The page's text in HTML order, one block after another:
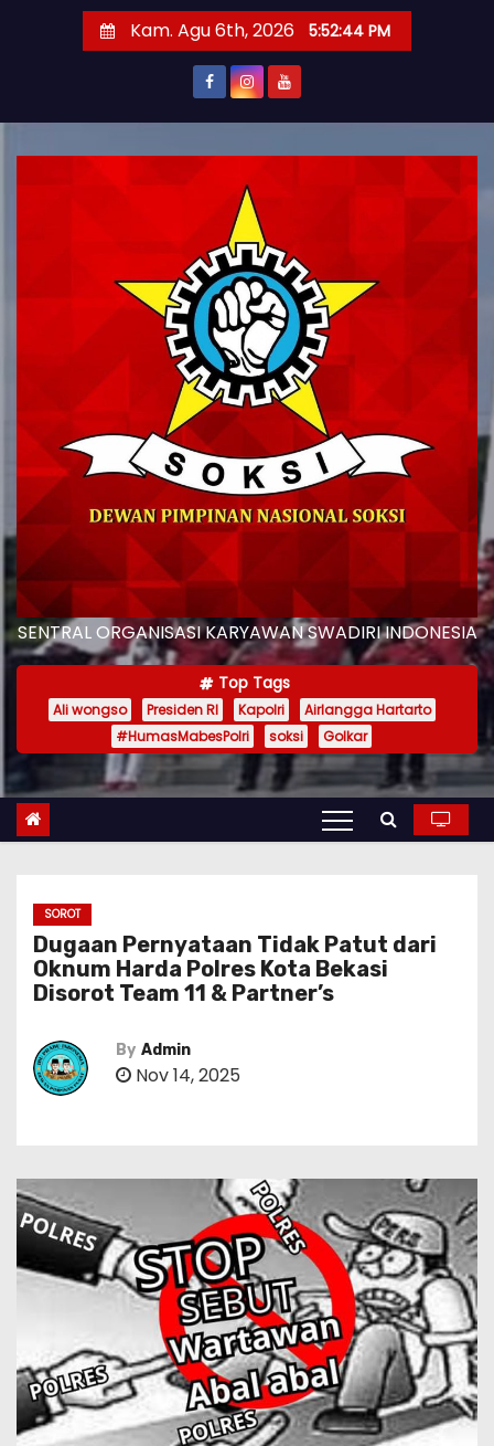
Kam. Agu 6th, 2026 5:52:45 PM
SENTRAL ORGANISASI KARYAWAN SWADIRI INDONESIA
Top Tags
Ali wongso Presiden RI Kapolri
Airlangga Hartarto
#HumasMabesPolri
soksi Golkar
SOROT
Dugaan Pernyataan Tidak Patut dari
Oknum Harda Polres Kota Bekasi
Disorot Team 11 & Partner’s
By Admin
Nov 14, 2025